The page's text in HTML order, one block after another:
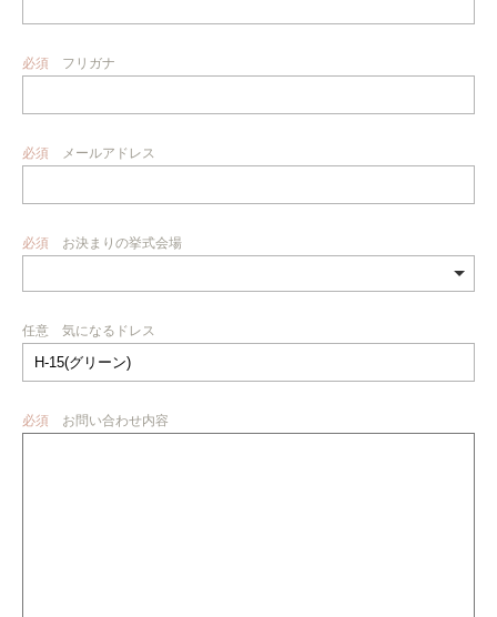
必須 フリガナ
必須 メールアドレス
必須 お決まりの挙式会場
任意 気になるドレス
必須 お問い合わせ内容